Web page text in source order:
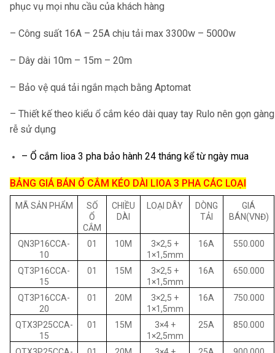
phục vụ mọi nhu cầu của khách hàng
– Công suất 16A – 25A chịu tải max 3300w – 5000w
– Dây dài 10m – 15m – 20m
– Bảo vệ quá tải ngắn mạch bằng Aptomat
– Thiết kế theo kiểu ổ cắm kéo dài quay tay Rulo nên gọn gàng
rễ sử dụng
– Ổ cắm lioa 3 pha bảo hành 24 tháng kể từ ngày mua
BẢNG GIÁ BÁN Ổ CẮM KÉO DÀI LIOA 3 PHA CÁC LOẠI
MÃ SẢN PHẨM
SỐ
Ổ
CẮM
CHIỀU
DÀI
LOẠI DÂY
DÒNG
TẢI
GIÁ
BÁN(VNĐ)
QN3P16CCA-
10
01 10M
3×2,5 +
1×1,5mm
16A 550.000
QT3P16CCA-
15
01 15M
3×2,5 +
1×1,5mm
16A 650.000
QT3P16CCA-
20
01 20M
3×2,5 +
1×1,5mm
16A 750.000
QTX3P25CCA-
15
01 15M
3×4 +
1×2,5mm
25A 850.000